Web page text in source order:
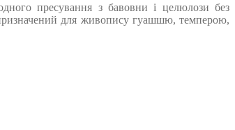
пресування з бавовни і целюлози без
для живопису гуашшю, темперою,